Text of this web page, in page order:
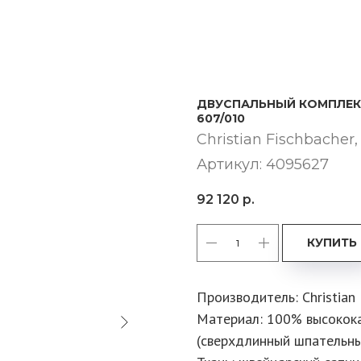
ДВУСПАЛЬНЫЙ
607/010
Christian
Артикул: 4095627
92 120 р.
КУПИТЬ
Производитель:
Материал: 100%
(сверхдлинный